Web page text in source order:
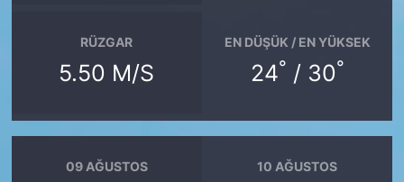
RÜZGAR
5.50 M/S
EN DÜŞÜK / EN YÜKSEK
24° / 30°
09 AĞUSTOS 10 AĞUSTOS